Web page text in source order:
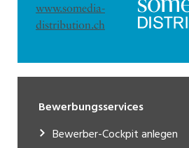
www.somedia-
distribution.ch
Bewerbungsservices
Bewerber-Cockpit anlegen